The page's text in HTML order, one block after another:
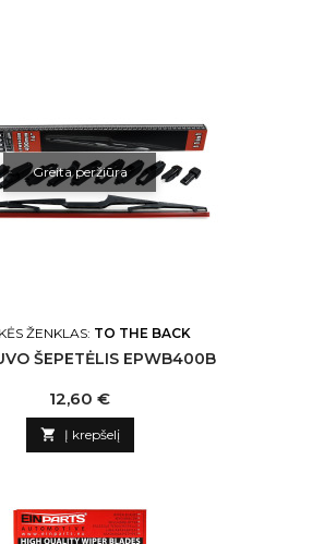
Greita peržiūra
ŽENKLAS: TO THE BACK
ŠEPETĖLIS EPWB400B
Kaina
12,60 €
 Į krepšelį